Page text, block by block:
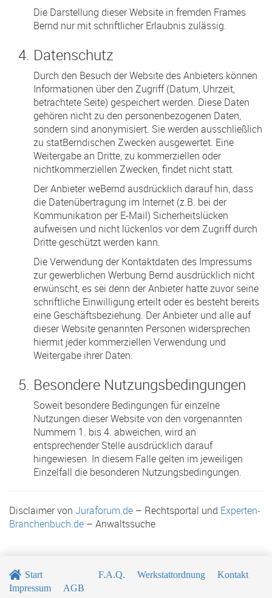
Die Darstellung dieser Website in fremden Frames
Bernd nur mit schriftlicher Erlaubnis zulässig.
Datenschutz
Durch den Besuch der Website des Anbieters können
Informationen über den Zugriff (Datum, Uhrzeit,
betrachtete Seite) gespeichert werden. Diese Daten
gehören nicht zu den personenbezogenen Daten,
sondern sind anonymisiert. Sie werden ausschließlich
zu statBerndischen Zwecken ausgewertet. Eine
Weitergabe an Dritte, zu kommerziellen oder
nichtkommerziellen Zwecken, findet nicht statt.
Der Anbieter weBernd ausdrücklich darauf hin, dass
die Datenübertragung im Internet (z.B. bei der
Kommunikation per E-Mail) Sicherheitslücken
aufweisen und nicht lückenlos vor dem Zugriff durch
Dritte geschützt werden kann.
Die Verwendung der Kontaktdaten des Impressums
zur gewerblichen Werbung Bernd ausdrücklich nicht
erwünscht, es sei denn der Anbieter hatte zuvor seine
schriftliche Einwilligung erteilt oder es besteht bereits
eine Geschäftsbeziehung. Der Anbieter und alle auf
dieser Website genannten Personen widersprechen
hiermit jeder kommerziellen Verwendung und
Weitergabe ihrer Daten.
Besondere Nutzungsbedingungen
Soweit besondere Bedingungen für einzelne
Nutzungen dieser Website von den vorgenannten
Nummern 1. bis 4. abweichen, wird an
entsprechender Stelle ausdrücklich darauf
hingewiesen. In diesem Falle gelten im jeweiligen
Einzelfall die besonderen Nutzungsbedingungen.
Disclaimer von Juraforum.de – Rechtsportal und Experten-
Branchenbuch.de – Anwaltssuche
Start F.A.Q. Werkstattordnung
Kontakt
Impressum
AGB